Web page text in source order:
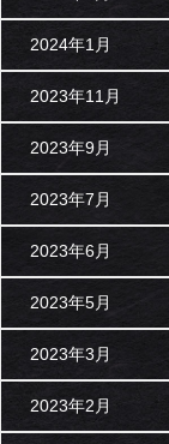
2024年1月
2023年11月
2023年9月
2023年7月
2023年6月
2023年5月
2023年3月
2023年2月